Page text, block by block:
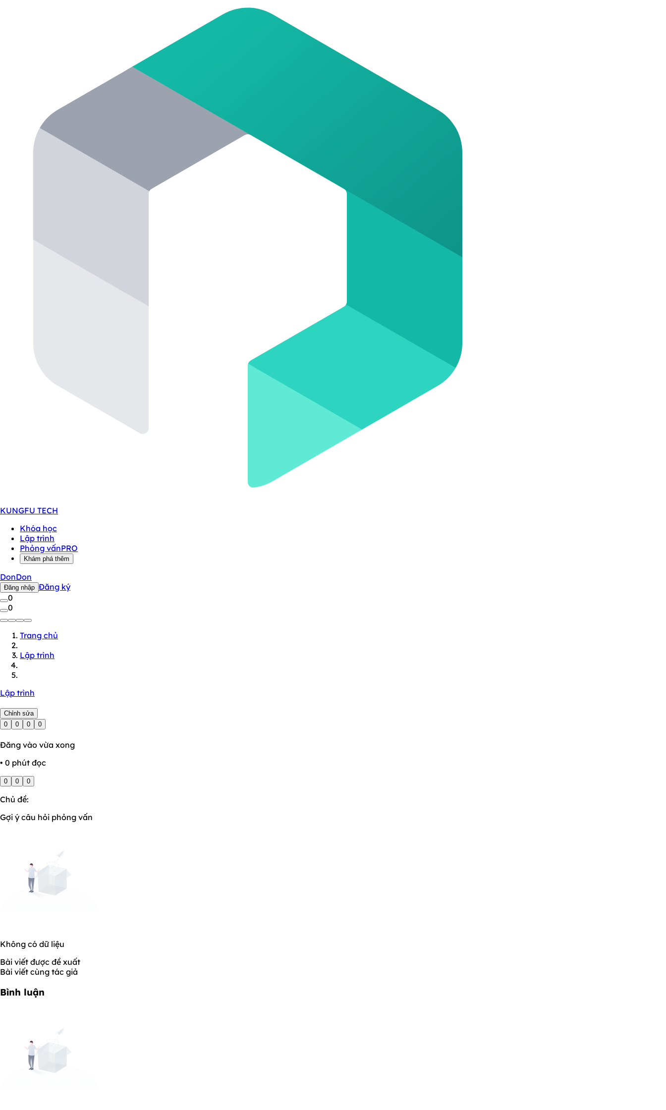
KUNGFU TECH
Khóa học
Lập trình
Phỏng vấnPRO
Khám phá thêm
DonDon
Đăng nhập Đăng ký
0
0
Trang chủ
Lập trình
Lập trình
Chỉnh sửa
0
0 0 0
Đăng vào vừa xong
• 0 phút đọc
0 0 0
Chủ đề:
Gợi ý câu hỏi phỏng vấn
Không có dữ liệu
Bài viết được đề xuất
Bài viết cùng tác giả
Bình luận